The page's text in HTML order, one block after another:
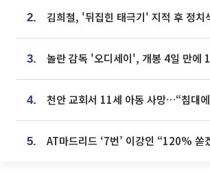
2.
3.
4.
5.